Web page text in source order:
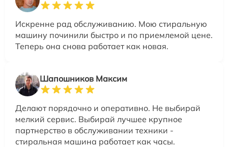
Искренне рад обслуживанию. Мою стиральную
машину починили быстро и по приемлемой цене.
Теперь она снова работает как новая.
Шапошников Максим
Делают порядочно и оперативно. Не выбирай
мелкий сервис. Выбирай лучшее крупное
партнерство в обслуживании техники -
стиральная машина работает как часы.